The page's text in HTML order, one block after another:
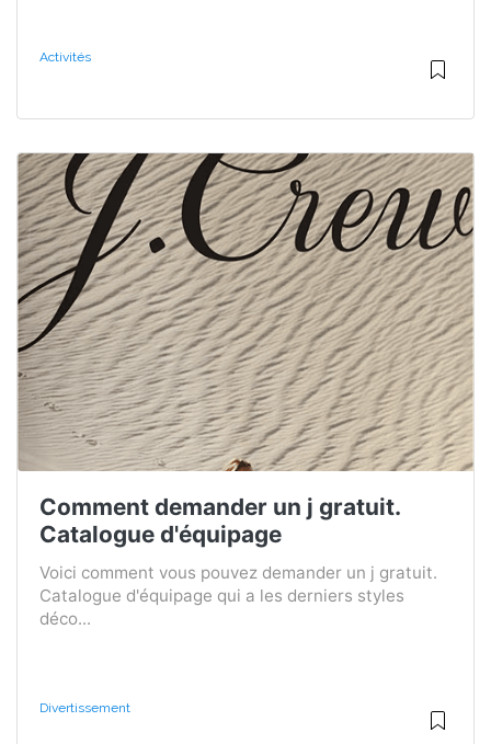
Activités
Comment demander un j gratuit.
Catalogue d'équipage
Voici comment vous pouvez demander un j gratuit.
Catalogue d'équipage qui a les derniers styles
déco...
Divertissement